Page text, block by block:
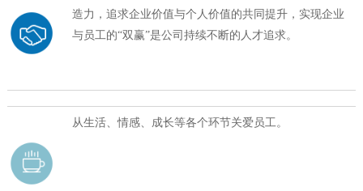
造力，追求企业价值与个人价值的共同提升，实现企业
与员工的“双赢”是公司持续不断的人才追求。
从生活、情感、成长等各个环节关爱员工。